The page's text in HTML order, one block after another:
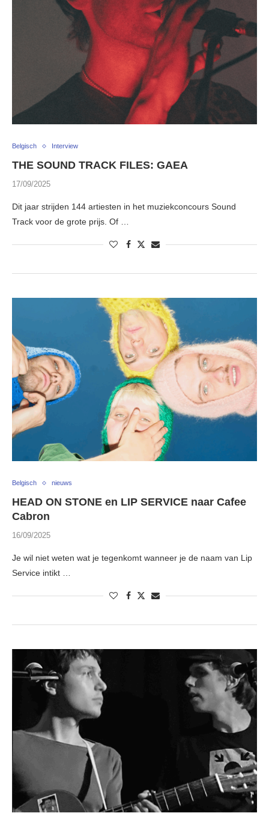
Belgisch Interview
THE SOUND TRACK FILES: GAEA
17/09/2025
Dit jaar strijden 144 artiesten in het muziekconcours Sound
Track voor de grote prijs. Of …
Belgisch nieuws
HEAD ON STONE en LIP SERVICE naar Cafee
Cabron
16/09/2025
Je wil niet weten wat je tegenkomt wanneer je de naam van Lip
Service intikt …